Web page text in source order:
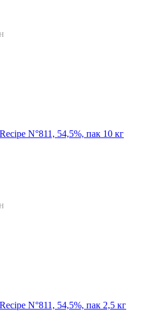
N°811, 54,5%, пак 10 кг
N°811, 54,5%, пак 2,5 кг